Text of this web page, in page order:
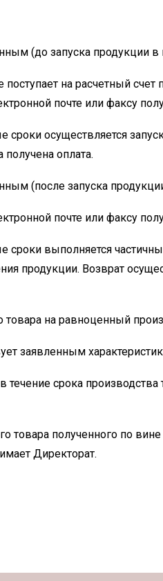
(до запуска продукции в
поступает на расчетный
почте или факсу
сроки осуществляется
оплата.
(после запуска
почте или факсу
сроки выполняется
продукции. Возврат
на равноценный
заявленным
течение срока производства
товара полученного по
Директорат.